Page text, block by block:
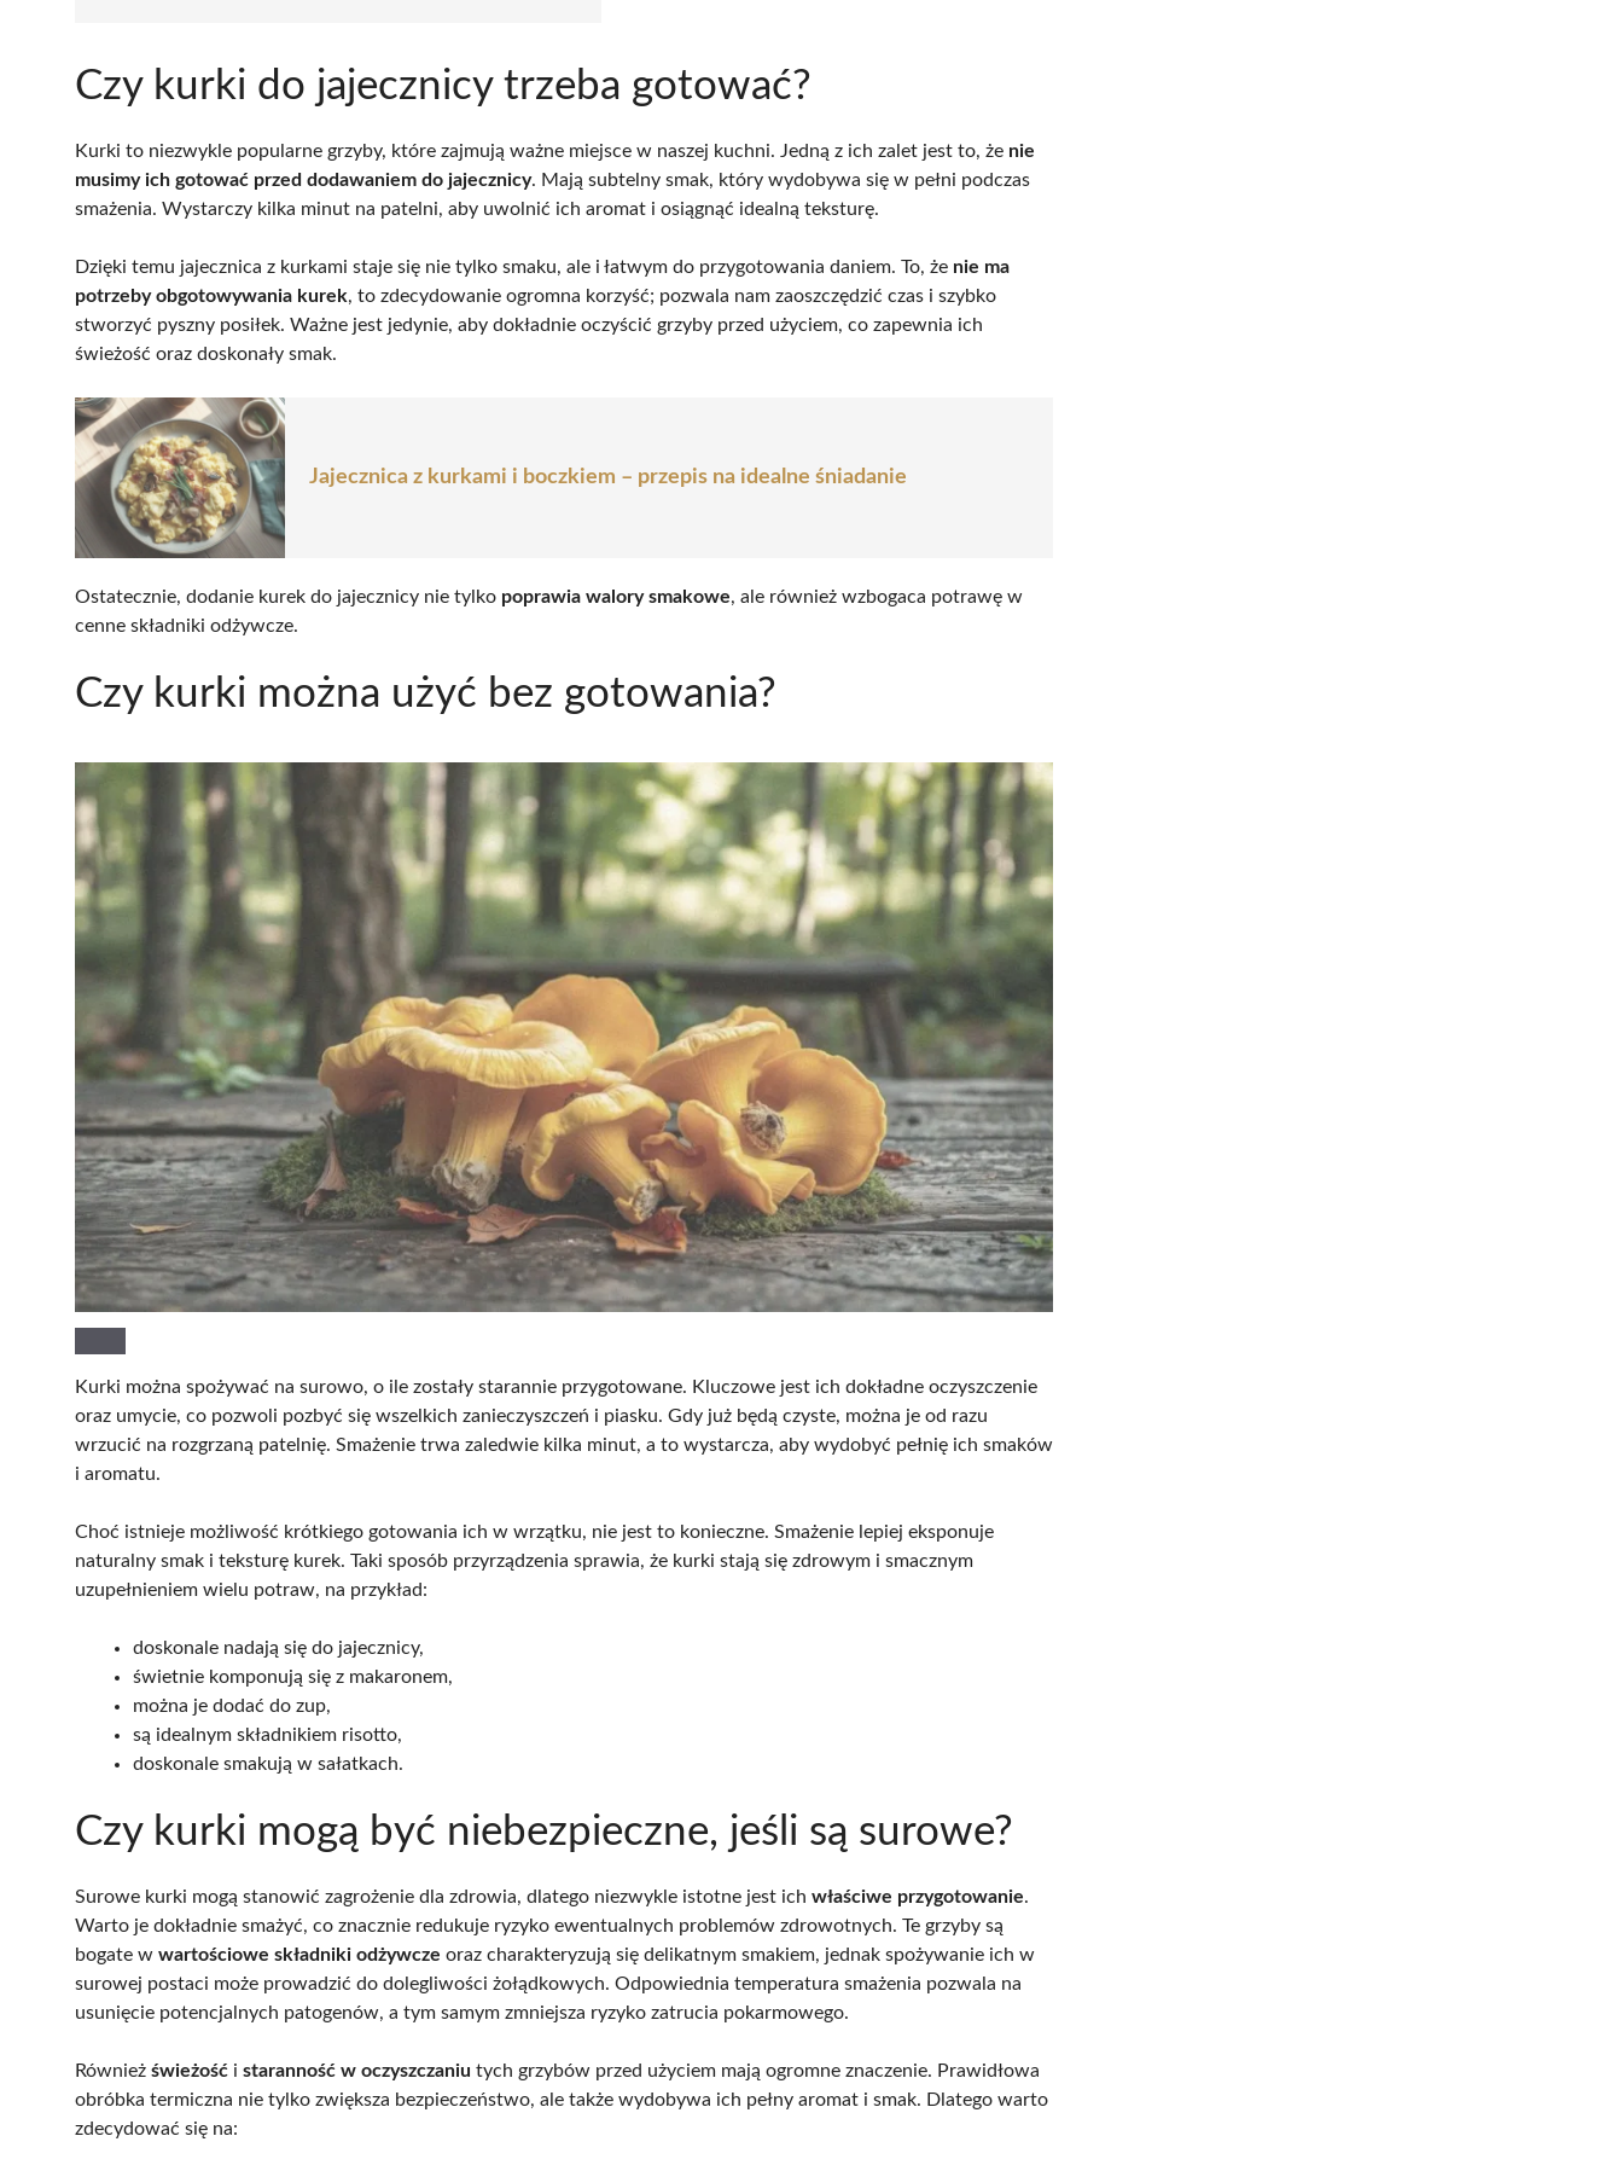
Czy kurki do jajecznicy trzeba gotować?
Kurki to niezwykle popularne grzyby, które zajmują ważne miejsce w naszej kuchni. Jedną z ich zalet jest to, że nie
musimy ich gotować przed dodawaniem do jajecznicy. Mają subtelny smak, który wydobywa się w pełni podczas
smażenia. Wystarczy kilka minut na patelni, aby uwolnić ich aromat i osiągnąć idealną teksturę.
Dzięki temu jajecznica z kurkami staje się nie tylko smaku, ale i łatwym do przygotowania daniem. To, że nie ma
potrzeby obgotowywania kurek, to zdecydowanie ogromna korzyść; pozwala nam zaoszczędzić czas i szybko
stworzyć pyszny posiłek. Ważne jest jedynie, aby dokładnie oczyścić grzyby przed użyciem, co zapewnia ich
świeżość oraz doskonały smak.
Jajecznica z kurkami i boczkiem – przepis na idealne śniadanie
Ostatecznie, dodanie kurek do jajecznicy nie tylko poprawia walory smakowe, ale również wzbogaca potrawę w
cenne składniki odżywcze.
Czy kurki można użyć bez gotowania?
Kurki można spożywać na surowo, o ile zostały starannie przygotowane. Kluczowe jest ich dokładne oczyszczenie
oraz umycie, co pozwoli pozbyć się wszelkich zanieczyszczeń i piasku. Gdy już będą czyste, można je od razu
wrzucić na rozgrzaną patelnię. Smażenie trwa zaledwie kilka minut, a to wystarcza, aby wydobyć pełnię ich smaków
i aromatu.
Choć istnieje możliwość krótkiego gotowania ich w wrzątku, nie jest to konieczne. Smażenie lepiej eksponuje
naturalny smak i teksturę kurek. Taki sposób przyrządzenia sprawia, że kurki stają się zdrowym i smacznym
uzupełnieniem wielu potraw, na przykład:
doskonale nadają się do jajecznicy,
świetnie komponują się z makaronem,
można je dodać do zup,
są idealnym składnikiem risotto,
doskonale smakują w sałatkach.
Czy kurki mogą być niebezpieczne, jeśli są surowe?
Surowe kurki mogą stanowić zagrożenie dla zdrowia, dlatego niezwykle istotne jest ich właściwe przygotowanie.
Warto je dokładnie smażyć, co znacznie redukuje ryzyko ewentualnych problemów zdrowotnych. Te grzyby są
bogate w wartościowe składniki odżywcze oraz charakteryzują się delikatnym smakiem, jednak spożywanie ich w
surowej postaci może prowadzić do dolegliwości żołądkowych. Odpowiednia temperatura smażenia pozwala na
usunięcie potencjalnych patogenów, a tym samym zmniejsza ryzyko zatrucia pokarmowego.
Również świeżość i staranność w oczyszczaniu tych grzybów przed użyciem mają ogromne znaczenie. Prawidłowa
obróbka termiczna nie tylko zwiększa bezpieczeństwo, ale także wydobywa ich pełny aromat i smak. Dlatego warto
zdecydować się na: